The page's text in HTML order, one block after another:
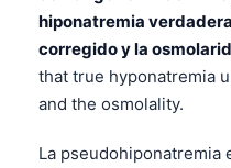
hiponatremia
corregido y la
that true hyponatremia
and the osmolality.
La pseudohiponatremia
Bosanski
Eesti
日本語
Čeština